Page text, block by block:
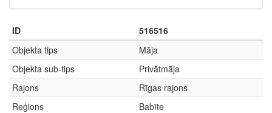
ID
516516
Objekta tips
Māja
Objekta sub-tips
Privātmāja
Rajons
Rīgas rajons
Reģions
Babīte